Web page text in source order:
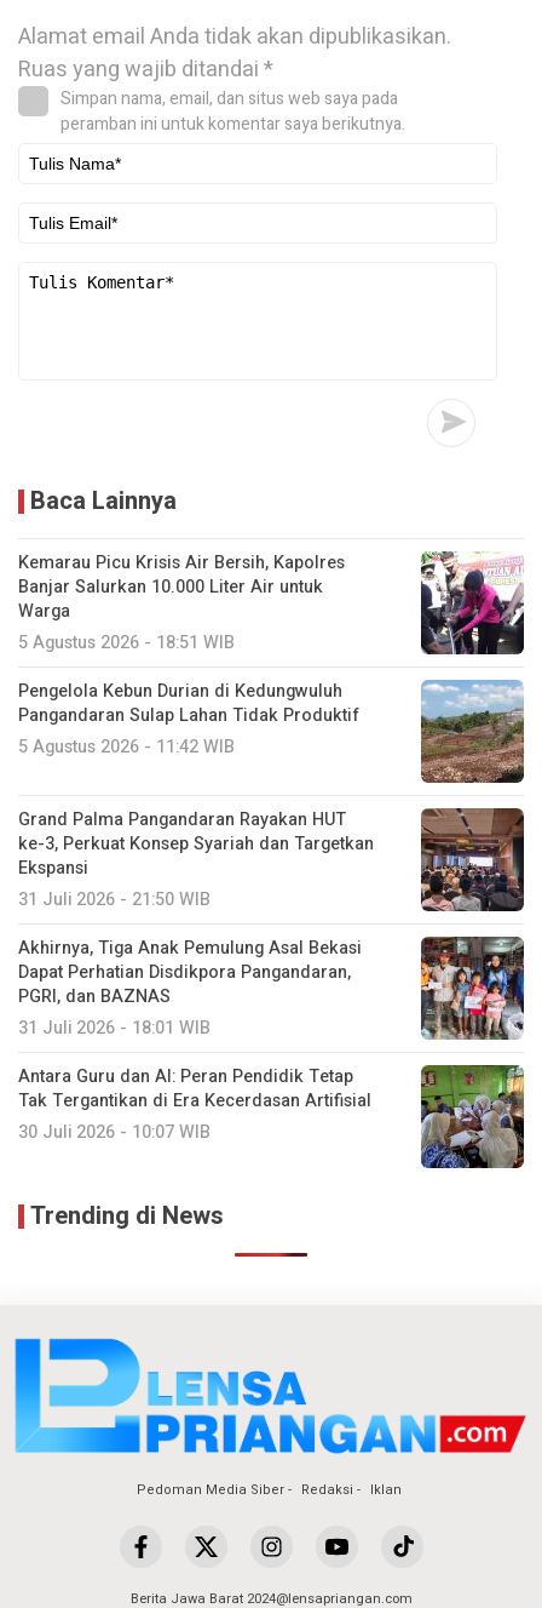
Alamat email Anda tidak akan dipublikasikan.
Ruas yang wajib ditandai*
Simpan nama, email, dan situs web saya pada
peramban ini untuk komentar saya berikutnya.
Baca Lainnya
Kemarau Picu Krisis Air Bersih, Kapolres
Banjar Salurkan 10.000 Liter Air untuk
Warga
5 Agustus 2026 - 18:51 WIB
Pengelola Kebun Durian di Kedungwuluh
Pangandaran Sulap Lahan Tidak Produktif ‎
5 Agustus 2026 - 11:42 WIB
Grand Palma Pangandaran Rayakan HUT
ke-3, Perkuat Konsep Syariah dan Targetkan
Ekspansi
31 Juli 2026 - 21:50 WIB
Akhirnya, Tiga Anak Pemulung Asal Bekasi
Dapat Perhatian Disdikpora Pangandaran,
PGRI, dan BAZNAS
31 Juli 2026 - 18:01 WIB
Antara Guru dan AI: Peran Pendidik Tetap
Tak Tergantikan di Era Kecerdasan Artifisial
30 Juli 2026 - 10:07 WIB
Trending di News
Pedoman Media Siber Redaksi Iklan
Berita Jawa Barat 2024@lensapriangan.com